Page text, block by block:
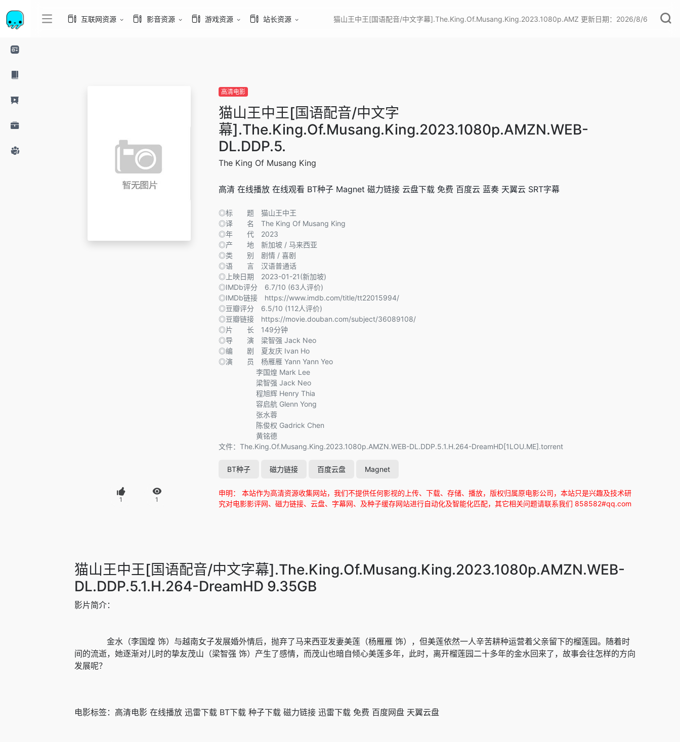
互联网资源 影音资源 游戏资源 站长资源 猫山王中王[国语配音/中文字幕].The.King.Of.Musang.King.2023.1080p.AMZ 更新日期：2026/8/6
1 1
高清电影
猫山王中王[国语配音/中文字
幕].The.King.Of.Musang.King.2023.1080p.AMZN.WEB-
DL.DDP.5.
The King Of Musang King
高清 在线播放 在线观看 BT种子 Magnet 磁力链接 云盘下载 免费 百度云 蓝奏 天翼云 SRT字幕
◎标 题 猫山王中王
◎译 名 The King Of Musang King
◎年 代 2023
◎产 地 新加坡 / 马来西亚
◎类 别 剧情 / 喜剧
◎语 言 汉语普通话
◎上映日期 2023-01-21(新加坡)
◎IMDb评分 6.7/10 (63人评价)
◎IMDb链接 https://www.imdb.com/title/tt22015994/
◎豆瓣评分 6.5/10 (112人评价)
◎豆瓣链接 https://movie.douban.com/subject/36089108/
◎片 长 149分钟
◎导 演 梁智强 Jack Neo
◎编 剧 夏友庆 Ivan Ho
◎演 员 杨雁雁 Yann Yann Yeo
李国煌 Mark Lee
梁智强 Jack Neo
程旭辉 Henry Thia
容启航 Glenn Yong
张水蓉
陈俊权 Gadrick Chen
黄铭德
文件： The.King.Of.Musang.King.2023.1080p.AMZN.WEB-DL.DDP.5.1.H.264-DreamHD[1LOU.ME].torrent
BT种子 磁力链接 百度云盘 Magnet
申明： 本站作为高清资源收集网站，我们不提供任何影视的上传、下载、存储、播放，版权归属原电影公司，本站只是兴趣及技术研
究对电影影评网、磁力链接、云盘、字幕网、及种子缓存网站进行自动化及智能化匹配，其它相关问题请联系我们 858582#qq.com
猫山王中王[国语配音/中文字幕].The.King.Of.Musang.King.2023.1080p.AMZN.WEB-
DL.DDP.5.1.H.264-DreamHD 9.35GB
影片简介：
金水（李国煌 饰）与越南女子发展婚外情后，抛弃了马来西亚发妻美莲（杨雁雁 饰），但美莲依然一人辛苦耕种运营着父亲留下的榴莲园。随着时
间的流逝，她逐渐对儿时的挚友茂山（梁智强 饰）产生了感情，而茂山也暗自倾心美莲多年，此时，离开榴莲园二十多年的金水回来了，故事会往怎样的方向
发展呢？
电影标签：高清电影 在线播放 迅雷下载 BT下载 种子下载 磁力链接 迅雷下载 免费 百度网盘 天翼云盘